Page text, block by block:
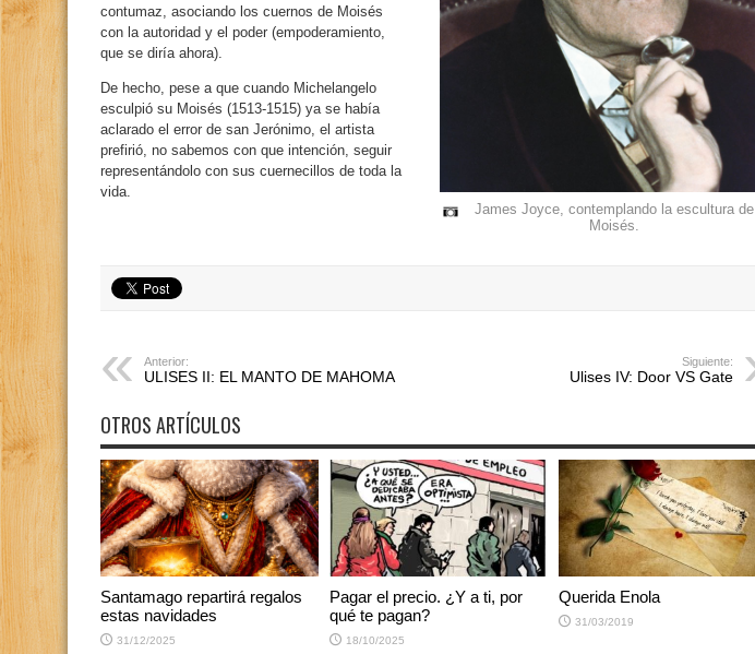
James Joyce, contemplando la escultura de
Moisés.
contumaz, asociando los cuernos de Moisés
con la autoridad y el poder (empoderamiento,
que se diría ahora).
De hecho, pese a que cuando Michelangelo
esculpió su Moisés (1513-1515) ya se había
aclarado el error de san Jerónimo, el artista
prefirió, no sabemos con que intención, seguir
representándolo con sus cuernecillos de toda la
vida.
Anterior:
ULISES II: EL MANTO DE MAHOMA
Siguiente:
Ulises IV: Door VS Gate
OTROS ARTÍCULOS
Santamago repartirá regalos
estas navidades
31/12/2025
Pagar el precio. ¿Y a ti, por
qué te pagan?
18/10/2025
Querida Enola
31/03/2019